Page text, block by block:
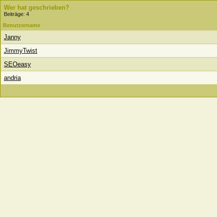
Wer hat geschrieben?
Beiträge: 4
Benutzername
Janny
JimmyTwist
SEOeasy
andria